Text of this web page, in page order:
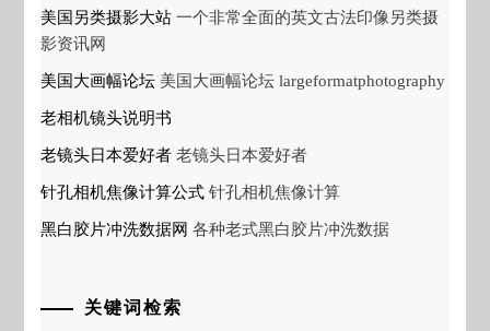
美国另类摄影大站 一个非常全面的英文古法印像另类摄
影资讯网
美国大画幅论坛 美国大画幅论坛 largeformatphotography
老相机镜头说明书
老镜头日本爱好者 老镜头日本爱好者
针孔相机焦像计算公式 针孔相机焦像计算
黑白胶片冲洗数据网 各种老式黑白胶片冲洗数据
关键词检索